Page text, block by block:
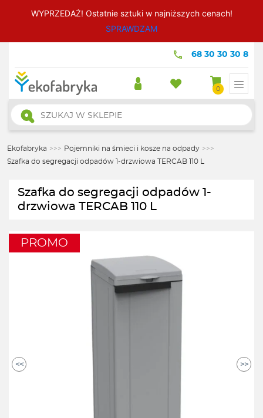
WYPRZEDAŻ! Ostatnie sztuki w najniższych cenach!
SPRAWDZAM
68 30 30 30 8
0
Wyszukiwarka
produktów
Ekofabryka >>> Pojemniki na śmieci i kosze na odpady >>>
Szafka do segregacji odpadów 1-drzwiowa TERCAB 110 L
Szafka do segregacji odpadów 1-
drzwiowa TERCAB 110 L
PROMO
<< >>